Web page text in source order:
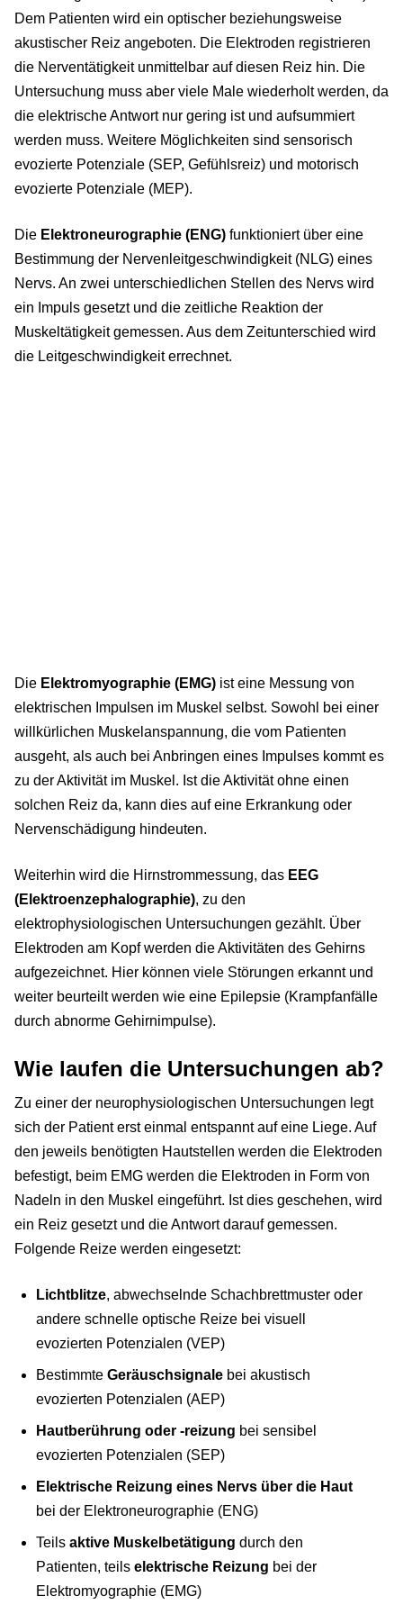
Dem Patienten wird ein optischer beziehungsweise
akustischer Reiz angeboten. Die Elektroden registrieren
die Nerventätigkeit unmittelbar auf diesen Reiz hin. Die
Untersuchung muss aber viele Male wiederholt werden, da
die elektrische Antwort nur gering ist und aufsummiert
werden muss. Weitere Möglichkeiten sind sensorisch
evozierte Potenziale (SEP, Gefühlsreiz) und motorisch
evozierte Potenziale (MEP).
Die Elektroneurographie (ENG) funktioniert über eine
Bestimmung der Nervenleitgeschwindigkeit (NLG) eines
Nervs. An zwei unterschiedlichen Stellen des Nervs wird
ein Impuls gesetzt und die zeitliche Reaktion der
Muskeltätigkeit gemessen. Aus dem Zeitunterschied wird
die Leitgeschwindigkeit errechnet.
Die Elektromyographie (EMG) ist eine Messung von
elektrischen Impulsen im Muskel selbst. Sowohl bei einer
willkürlichen Muskelanspannung, die vom Patienten
ausgeht, als auch bei Anbringen eines Impulses kommt es
zu der Aktivität im Muskel. Ist die Aktivität ohne einen
solchen Reiz da, kann dies auf eine Erkrankung oder
Nervenschädigung hindeuten.
Weiterhin wird die Hirnstrommessung, das EEG
(Elektroenzephalographie), zu den
elektrophysiologischen Untersuchungen gezählt. Über
Elektroden am Kopf werden die Aktivitäten des Gehirns
aufgezeichnet. Hier können viele Störungen erkannt und
weiter beurteilt werden wie eine Epilepsie (Krampfanfälle
durch abnorme Gehirnimpulse).
Wie laufen die Untersuchungen ab?
Zu einer der neurophysiologischen Untersuchungen legt
sich der Patient erst einmal entspannt auf eine Liege. Auf
den jeweils benötigten Hautstellen werden die Elektroden
befestigt, beim EMG werden die Elektroden in Form von
Nadeln in den Muskel eingeführt. Ist dies geschehen, wird
ein Reiz gesetzt und die Antwort darauf gemessen.
Folgende Reize werden eingesetzt:
Lichtblitze, abwechselnde Schachbrettmuster oder
andere schnelle optische Reize bei visuell
evozierten Potenzialen (VEP)
Bestimmte Geräuschsignale bei akustisch
evozierten Potenzialen (AEP)
Hautberührung oder -reizung bei sensibel
evozierten Potenzialen (SEP)
Elektrische Reizung eines Nervs über die Haut
bei der Elektroneurographie (ENG)
Teils aktive Muskelbetätigung durch den
Patienten, teils elektrische Reizung bei der
Elektromyographie (EMG)